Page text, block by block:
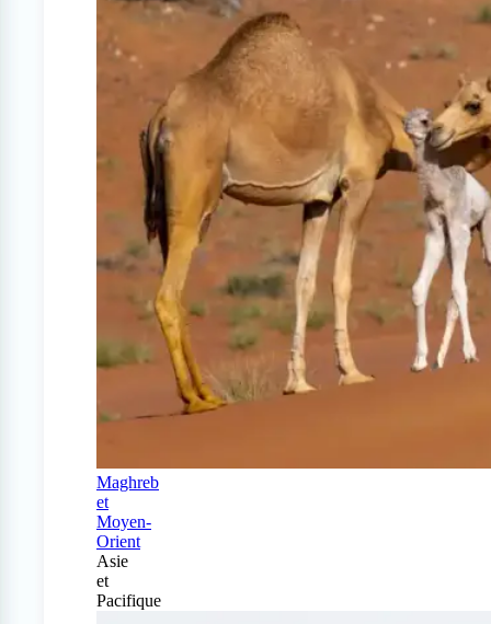
Maghreb
et
Moyen-
Orient
Asie
et
Pacifique